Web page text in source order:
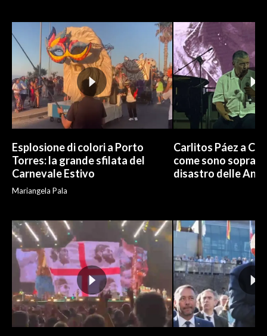
INFO AZIENDE
ABBONATI
ANNUNCI
NECROLOGI
PUBBLICITÀ
SPIAGGE
Esplosione di colori a Porto
Torres: la grande sfilata del
Carnevale Estivo
Mariangela Pala
Carlitos Páez a
come sono
disastro delle